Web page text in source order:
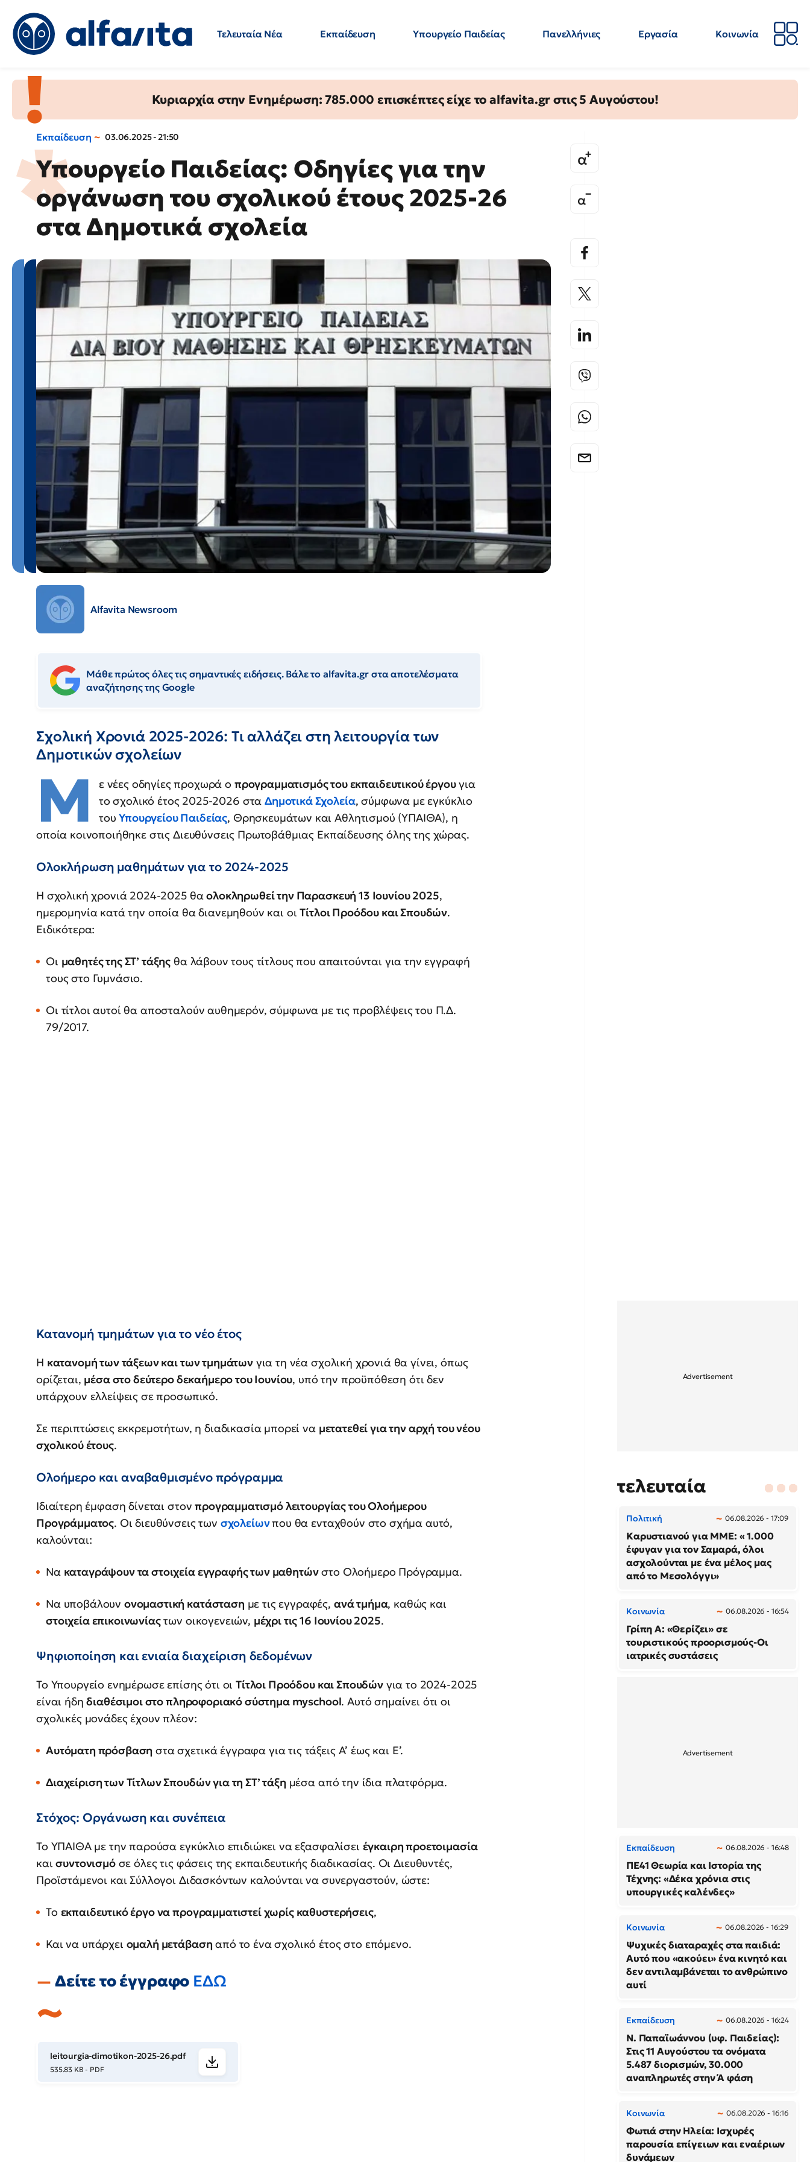
Τελευταία Νέα Εκπαίδευση Υπουργείο Παιδείας Πανελλήνιες Εργασία
Κοινωνία
Κυριαρχία στην Ενημέρωση: 785.000 επισκέπτες είχε το alfavita.gr στις 5 Αυγούστου!
Εκπαίδευση 03.06.2025 - 21:50
Υπουργείο Παιδείας: Οδηγίες για την
οργάνωση του σχολικού έτους 2025-26
στα Δημοτικά σχολεία
Alfavita Newsroom
Μάθε πρώτος όλες τις σημαντικές ειδήσεις. Βάλε το alfavita.gr στα αποτελέσματα
αναζήτησης της Google
Σχολική Χρονιά 2025-2026: Τι αλλάζει στη λειτουργία των
Δημοτικών σχολείων
Μ ε νέες οδηγίες προχωρά ο προγραμματισμός του εκπαιδευτικού έργουγια
το σχολικό έτος 2025-2026 σταΔημοτικά Σχολεία, σύμφωνα με εγκύκλιο
τουΥπουργείου Παιδείας, Θρησκευμάτων και Αθλητισμού (ΥΠΑΙΘΑ), η
οποία κοινοποιήθηκε στις Διευθύνσεις Πρωτοβάθμιας Εκπαίδευσης όλης της χώρας.
Ολοκλήρωση μαθημάτων για το 2024-2025
Η σχολική χρονιά 2024-2025 θαολοκληρωθεί την Παρασκευή 13 Ιουνίου 2025,
ημερομηνία κατά την οποία θα διανεμηθούν και οιΤίτλοι Προόδου και Σπουδών.
Ειδικότερα:
Οι μαθητές της ΣΤ’ τάξης θα λάβουν τους τίτλους που απαιτούνται για την εγγραφή
τους στο Γυμνάσιο.
Οι τίτλοι αυτοί θα αποσταλούν αυθημερόν, σύμφωνα με τις προβλέψεις του Π.Δ.
79/2017.
Κατανομή τμημάτων για το νέο έτος
Η κατανομή των τάξεων και των τμημάτωνγια τη νέα σχολική χρονιά θα γίνει, όπως
ορίζεται, μέσα στο δεύτερο δεκαήμερο του Ιουνίου, υπό την προϋπόθεση ότι δεν
υπάρχουν ελλείψεις σε προσωπικό.
Σε περιπτώσεις εκκρεμοτήτων, η διαδικασία μπορεί να μετατεθεί για την αρχή του νέου
σχολικού έτους.
Ολοήμερο και αναβαθμισμένο πρόγραμμα
Ιδιαίτερη έμφαση δίνεται στονπρογραμματισμό λειτουργίας του Ολοήμερου
Προγράμματος. Οι διευθύνσεις των σχολείωνπου θα ενταχθούν στο σχήμα αυτό,
καλούνται:
Να καταγράψουν τα στοιχεία εγγραφής των μαθητώνστο Ολοήμερο Πρόγραμμα.
Να υποβάλουν ονομαστική κατάσταση με τις εγγραφές, ανά τμήμα, καθώς και
στοιχεία επικοινωνίαςτων οικογενειών, μέχρι τις 16 Ιουνίου 2025.
Ψηφιοποίηση και ενιαία διαχείριση δεδομένων
Το Υπουργείο ενημέρωσε επίσης ότι οιΤίτλοι Προόδου και Σπουδώνγια το 2024-2025
είναι ήδηδιαθέσιμοι στο πληροφοριακό σύστημα myschool. Αυτό σημαίνει ότι οι
σχολικές μονάδες έχουν πλέον:
Αυτόματη πρόσβαση στα σχετικά έγγραφα για τις τάξεις Α’ έως και Ε’.
Διαχείριση των Τίτλων Σπουδών για τη ΣΤ’ τάξη μέσα από την ίδια πλατφόρμα.
Στόχος: Οργάνωση και συνέπεια
Το ΥΠΑΙΘΑ με την παρούσα εγκύκλιο επιδιώκει να εξασφαλίσει έγκαιρη προετοιμασία
καισυντονισμόσε όλες τις φάσεις της εκπαιδευτικής διαδικασίας. Οι Διευθυντές,
Προϊστάμενοι και Σύλλογοι Διδασκόντων καλούνται να συνεργαστούν, ώστε:
Το εκπαιδευτικό έργο να προγραμματιστεί χωρίς καθυστερήσεις,
Και να υπάρχει ομαλή μετάβαση από το ένα σχολικό έτος στο επόμενο.
Δείτε το έγγραφο ΕΔΩ
leitourgia-dimotikon-2025-26.pdf
535.83 KB - PDF
τελευταία
Πολιτική 06.08.2026 - 17:09
Καρυστιανού για ΜΜΕ: « 1.000
έφυγαν για τον Σαμαρά, όλοι
ασχολούνται με ένα μέλος μας
από το Μεσολόγγι»
Κοινωνία 06.08.2026 - 16:54
Γρίπη Α: «Θερίζει» σε
τουριστικούς προορισμούς-Οι
ιατρικές συστάσεις
Εκπαίδευση 06.08.2026 - 16:48
ΠΕ41 Θεωρία και Ιστορία της
Τέχνης: «Δέκα χρόνια στις
υπουργικές καλένδες»
Κοινωνία 06.08.2026 - 16:29
Ψυχικές διαταραχές στα παιδιά:
Αυτό που «ακούει» ένα κινητό και
δεν αντιλαμβάνεται το ανθρώπινο
αυτί
Εκπαίδευση 06.08.2026 - 16:24
N. Παπαϊωάννου (υφ. Παιδείας):
Στις 11 Αυγούστου τα ονόματα
5.487 διορισμών, 30.000
αναπληρωτές στην Ά φάση
Κοινωνία 06.08.2026 - 16:16
Φωτιά στην Ηλεία: Ισχυρές
παρουσία επίγειων και εναέριων
δυνάμεων